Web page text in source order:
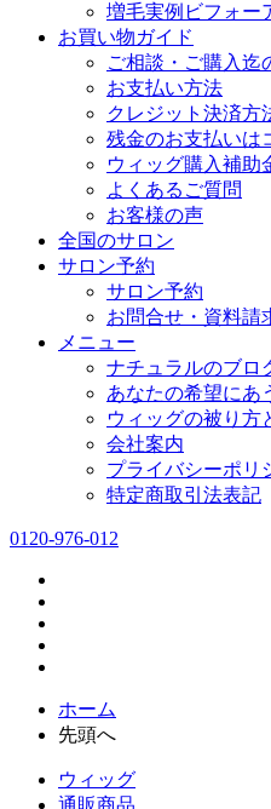
増毛実例ビフォー
お買い物ガイド
ご相談・ご購入迄
お支払い方法
クレジット決済方
残金のお支払いは
ウィッグ購入補助
よくあるご質問
お客様の声
全国のサロン
サロン予約
サロン予約
お問合せ・資料請
メニュー
ナチュラルのブロ
あなたの希望にあ
ウィッグの被り方
会社案内
プライバシーポリ
特定商取引法表記
0120-976-012
ホーム
先頭へ
ウィッグ
通販商品